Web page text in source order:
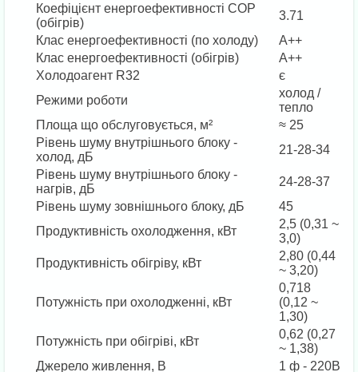
Коефіцієнт енергоефективності COP
(обігрів)
3.71
Клас енергоефективності (по холоду)
A++
Клас енергоефективності (обігрів)
A++
Холодоагент R32
є
Режими роботи
холод /
тепло
Площа що обслуговується, м²
≈ 25
Рівень шуму внутрішнього блоку -
холод, дБ
21-28-34
Рівень шуму внутрішнього блоку -
нагрів, дБ
24-28-37
Рівень шуму зовнішнього блоку, дБ
45
Продуктивність охолодження, кВт
2,5 (0,31 ~
3,0)
Продуктивність обігріву, кВт
2,80 (0,44
~ 3,20)
Потужність при охолодженні, кВт
0,718
(0,12 ~
1,30)
Потужність при обігріві, кВт
0,62 (0,27
~ 1,38)
Джерело живлення, В
1 ф - 220B